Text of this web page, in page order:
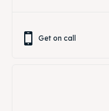
Get on call